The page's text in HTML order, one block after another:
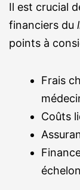
Il est crucial
financiers du
points à
Frais
Coûts